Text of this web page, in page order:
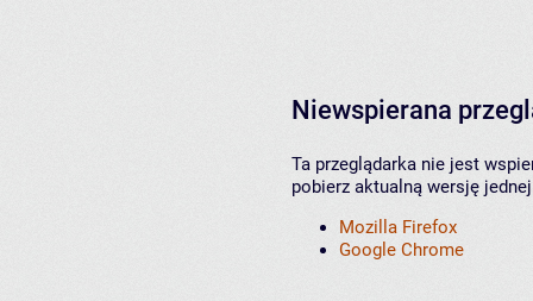
Niewspierana
Ta przeglądarka nie jest
pobierz aktualną wersję
Mozilla Firefox
Google Chrome